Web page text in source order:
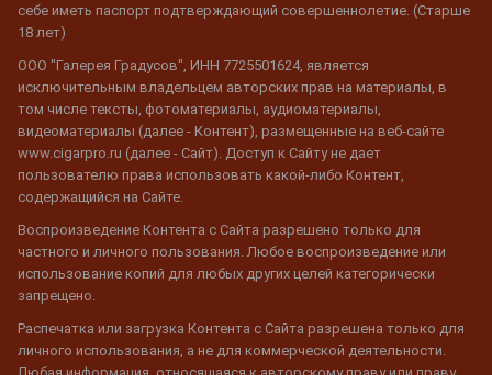
себе иметь паспорт подтверждающий совершеннолетие. (Старше
18 лет)
ООО "Галерея Градусов", ИНН 7725501624, является
исключительным владельцем авторских прав на материалы, в
том числе тексты, фотоматериалы, аудиоматериалы,
видеоматериалы (далее - Контент), размещенные на веб-сайте
www.cigarpro.ru (далее - Сайт). Доступ к Сайту не дает
пользователю права использовать какой-либо Контент,
содержащийся на Сайте.
Воспроизведение Контента с Сайта разрешено только для
частного и личного пользования. Любое воспроизведение или
использование копий для любых других целей категорически
запрещено.
Распечатка или загрузка Контента с Сайта разрешена только для
личного использования, а не для коммерческой деятельности.